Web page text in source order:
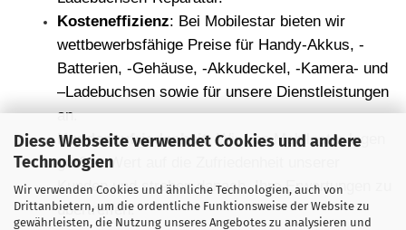
Diese Webseite verwendet Cookies und andere
Technologien
Wir verwenden Cookies und ähnliche Technologien, auch von
Drittanbietern, um die ordentliche Funktionsweise der Website zu
gewährleisten, die Nutzung unseres Angebotes zu analysieren und
Kosteneffizienz: Bei Mobilestar bieten wir
wettbewerbsfähige Preise für Handy-Akkus, -
Batterien, -Gehäuse, -Akkudeckel, -Kamera- und
–Ladebuchsen sowie für unsere Dienstleistungen
an.
Kundenzufriedenheit: Wir von Mobilestar legen
großen Wert auf die Zufriedenheit unserer
Kunden und streben danach, Ihre Erwartungen zu
übertreffen.